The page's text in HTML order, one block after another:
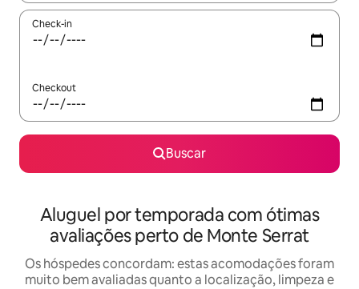
Check-in
Checkout
Buscar
Aluguel por temporada com ótimas
avaliações perto de Monte Serrat
Os hóspedes concordam: estas acomodações foram
muito bem avaliadas quanto a localização, limpeza e